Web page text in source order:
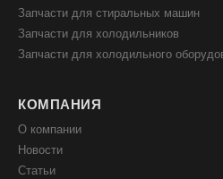
Запчасти для стиральных машин
Запчасти для холодильников
Запчасти для холодильного
КОМПАНИЯ
О компании
Новости
Статьи